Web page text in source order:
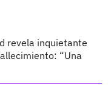
revela inquietante
“Una